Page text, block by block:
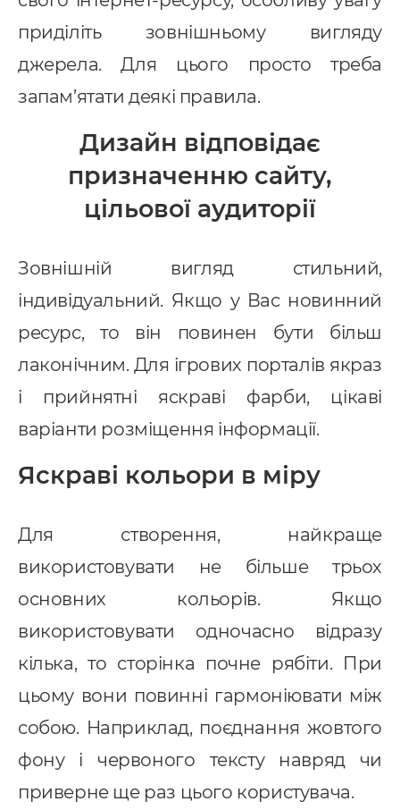
розробка CRM
Система управління
CRM
CRM
приділіть зовнішньому вигляду
джерела. Для цього просто треба
запам’ятати деякі правила.
Дизайн відповідає
призначенню сайту,
цільової аудиторії
Зовнішній вигляд стильний,
індивідуальний. Якщо у Вас новинний
ресурс, то він повинен бути більш
лаконічним. Для ігрових порталів якраз
і прийнятні яскраві фарби, цікаві
варіанти розміщення інформації.
Яскраві кольори в міру
Для створення, найкраще
використовувати не більше трьох
основних кольорів. Якщо
використовувати одночасно відразу
кілька, то сторінка почне рябіти. При
цьому вони повинні гармоніювати між
собою. Наприклад, поєднання жовтого
фону і червоного тексту навряд чи
приверне ще раз цього користувача.